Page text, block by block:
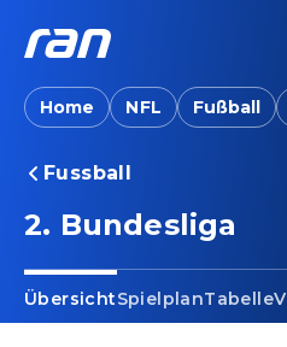
Home NFL Fußball
Fussball
2. Bundesliga
ÜbersichtSpielplanTabelle